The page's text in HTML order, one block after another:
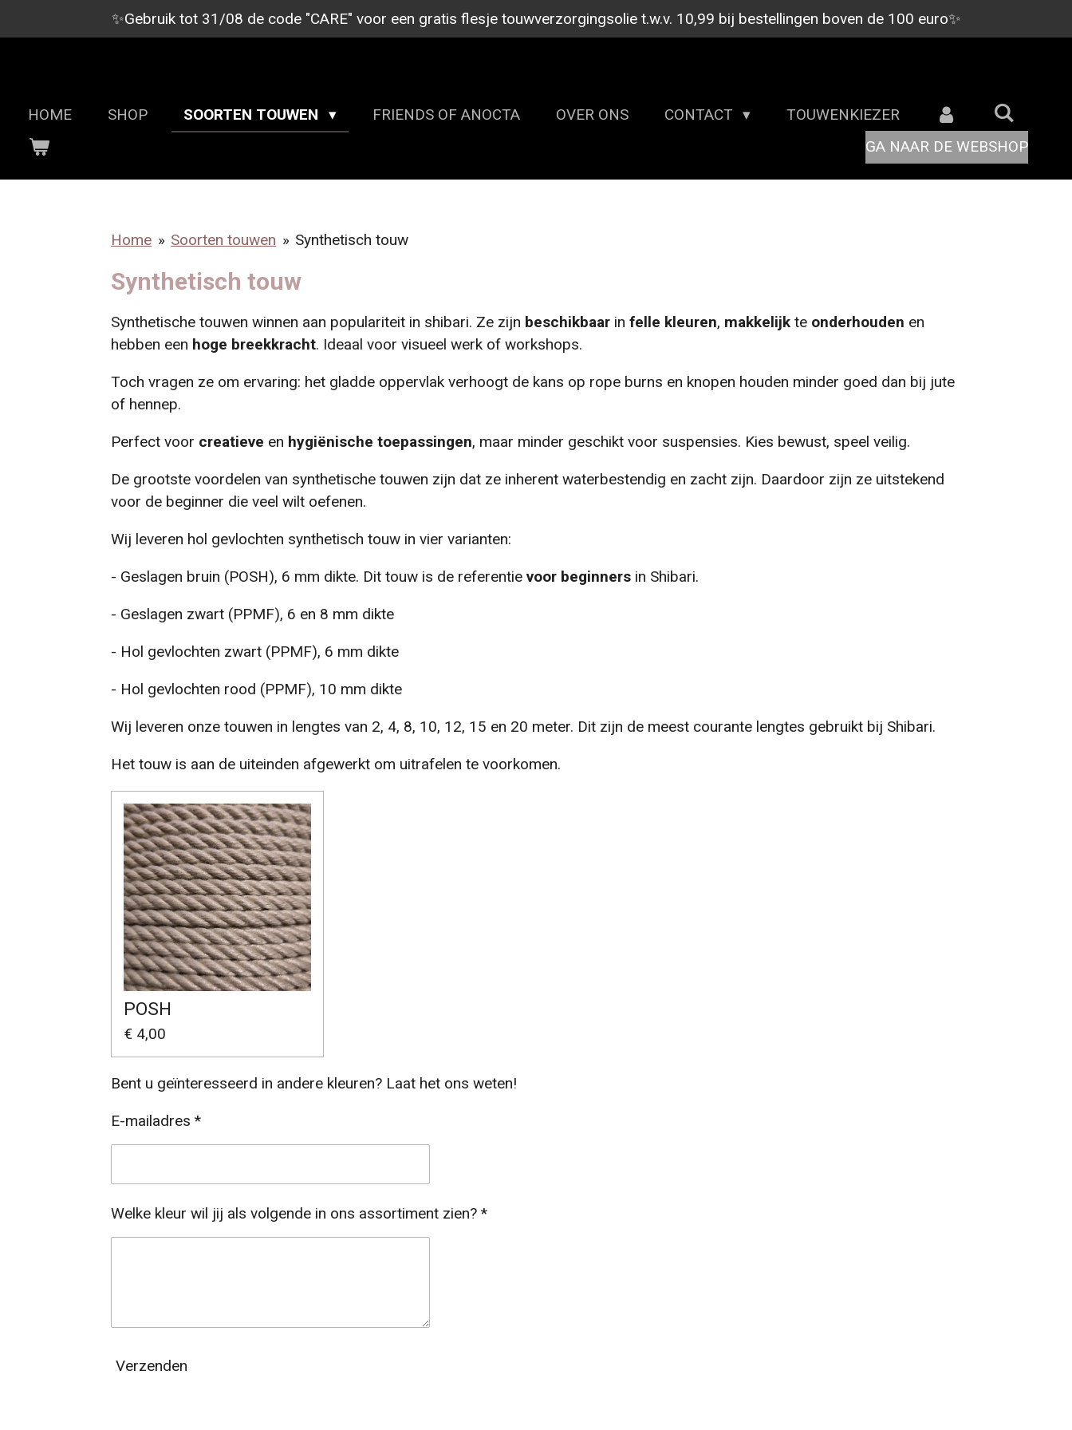
direct
hoofdinhoud
✨Gebruik tot 31/08 de code "CARE" voor een gratis flesje touwverzorgingsolie t.w.v. 10,99 bij bestellingen boven de 100 euro✨
HOME SHOP SOORTEN TOUWEN FRIENDS OF ANOCTA OVER ONS CONTACT
TOUWENKIEZER
GA NAAR DE WEBSHOP
Home » Soorten touwen » Synthetisch touw
Synthetisch touw
Synthetische touwen winnen aan populariteit in shibari. Ze zijn beschikbaar in felle kleuren, makkelijk te onderhouden en
hebben een hoge breekkracht. Ideaal voor visueel werk of workshops.
Toch vragen ze om ervaring: het gladde oppervlak verhoogt de kans op rope burns en knopen houden minder goed dan bij jute
of hennep.
Perfect voor creatieve en hygiënische toepassingen, maar minder geschikt voor suspensies. Kies bewust, speel veilig.
De grootste voordelen van synthetische touwen zijn dat ze inherent waterbestendig en zacht zijn. Daardoor zijn ze uitstekend
voor de beginner die veel wilt oefenen.
Wij leveren hol gevlochten synthetisch touw in vier varianten:
- Geslagen bruin (POSH), 6 mm dikte. Dit touw is de referentie voor beginners in Shibari.
- Geslagen zwart (PPMF), 6 en 8 mm dikte
- Hol gevlochten zwart (PPMF), 6 mm dikte
- Hol gevlochten rood (PPMF), 10 mm dikte
Wij leveren onze touwen in lengtes van 2, 4, 8, 10, 12, 15 en 20 meter. Dit zijn de meest courante lengtes gebruikt bij Shibari.
Het touw is aan de uiteinden afgewerkt om uitrafelen te voorkomen.
POSH
€ 4,00
Bent u geïnteresseerd in andere kleuren? Laat het ons weten!
E-mailadres *
Welke kleur wil jij als volgende in ons assortiment zien? *
Verzenden